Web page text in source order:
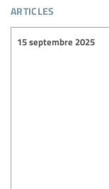
articles
15 septembre 2025